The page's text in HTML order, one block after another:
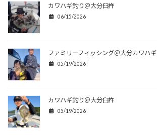
カワハギ釣り＠大分臼杵
06/15/2026
ファミリーフィッシング＠大分カワハギ
05/19/2026
カワハギ釣り＠大分臼杵
05/19/2026